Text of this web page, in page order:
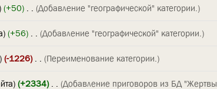
(+50) . . (Добавление "географической" категории.)
(+56) . . (Добавление "географической" категории.)
(-1226)‎ . . (Переименование категории.)
(+2334)‎ . . (Добавление приговоров из БД "Жертвы